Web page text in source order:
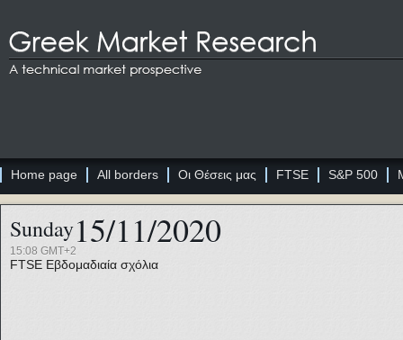
Home page All borders Οι Θέσεις μας FTSE S&P 500
Sunday15/11/2020
15:08 GMT+2
FTSE Εβδομαδιαία σχόλια